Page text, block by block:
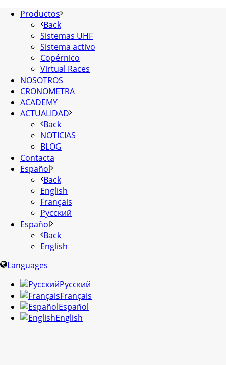
Productos
Back
Sistemas UHF
Sistema activo
Copérnico
Virtual Races
NOSOTROS
CRONOMETRA
ACADEMY
ACTUALIDAD
Back
NOTICIAS
BLOG
Contacta
Español
Back
English
Français
Русский
Español
Back
English
Languages
Русский
Français
Español
English